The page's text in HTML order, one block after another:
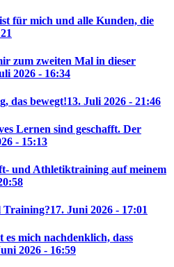
für mich und alle Kunden, die
zum zweiten Mal in dieser
2026 - 16:34
das bewegt!13. Juli 2026 - 21:46
Lernen sind geschafft. Der
- 15:13
und Athletiktraining auf meinem
Training?17. Juni 2026 - 17:01
es mich nachdenklich, dass
2026 - 16:59